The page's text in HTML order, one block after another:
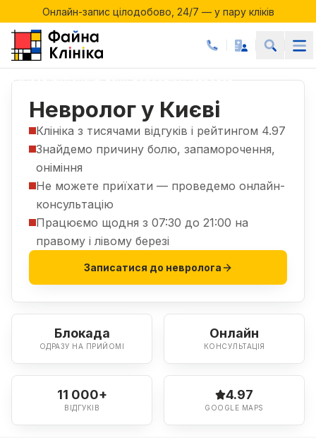
Онлайн-запис цілодобово, 24/7 — у пару кліків
Онлайн-запис цілодобово, 24/7 — у пару кліків
Послуги|Консультації дорослим|Невролог
Невролог у Києві
Клініка з тисячами відгуків і рейтингом 4.97
Знайдемо причину болю, запаморочення,
оніміння
Не можете приїхати — проведемо онлайн-
консультацію
Працюємо щодня з 07:30 до 21:00 на
правому і лівому березі
Записатися до невролога
Блокада
ОДРАЗУ НА ПРИЙОМІ
Онлайн
КОНСУЛЬТАЦІЯ
11 000+
ВІДГУКІВ
4.97
GOOGLE MAPS